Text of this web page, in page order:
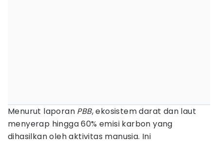
Menurut laporan PBB, ekosistem darat dan laut
menyerap hingga 60% emisi karbon yang
dihasilkan oleh aktivitas manusia. Ini